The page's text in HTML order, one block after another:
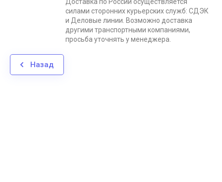
силами сторонних курьерских служб: СДЭК
и Деловые линии. Возможно доставка
другими транспортными компаниями,
просьба уточнять у менеджера.
Назад